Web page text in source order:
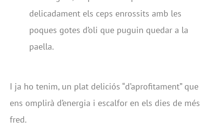
delicadament els ceps enrossits amb les
poques gotes d’oli que puguin quedar a la
paella.
I ja ho tenim, un plat deliciós “d’aprofitament” que
ens omplirà d’energia i escalfor en els dies de més
fred.